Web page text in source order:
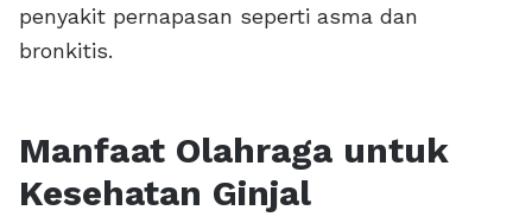
penyakit pernapasan seperti asma dan
bronkitis.
Manfaat Olahraga untuk
Kesehatan Ginjal